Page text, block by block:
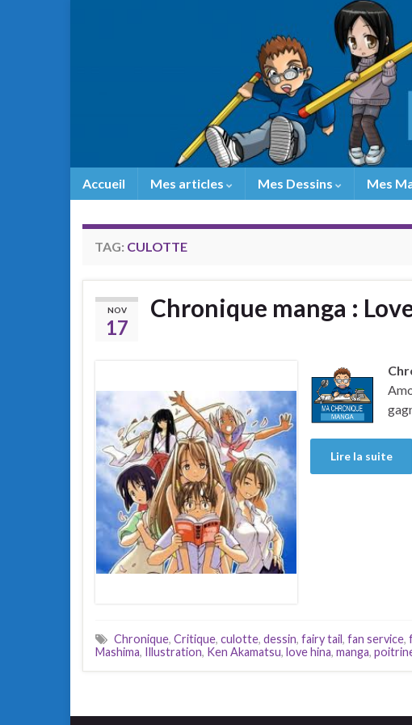
Accueil Mes articles Mes Dessins Mes
TAG: CULOTTE
NOV
17
Chronique manga :
Lire la suite
Chronique, Critique, culotte, dessin, fairy tail, fan service,
Mashima, Illustration, Ken Akamatsu, love hina, manga,